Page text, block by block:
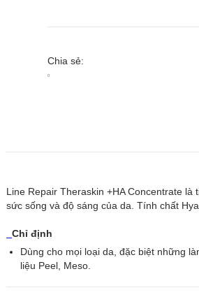
Chia sẻ:
Line Repair Theraskin +HA Concentrate
sức sống và độ sáng của da. Tính chất
Chỉ định
Dùng cho mọi loại da, đặc biệt những
liệu Peel, Meso.